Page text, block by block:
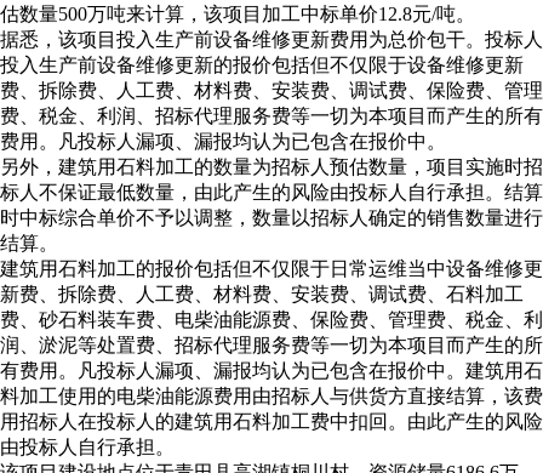
估数量500万吨来计算，该项目加工中标单价12.8元/吨。
据悉，该项目投入生产前设备维修更新费用为总价包干。投标人
投入生产前设备维修更新的报价包括但不仅限于设备维修更新
费、拆除费、人工费、材料费、安装费、调试费、保险费、管理
费、税金、利润、招标代理服务费等一切为本项目而产生的所有
费用。凡投标人漏项、漏报均认为已包含在报价中。
另外，建筑用石料加工的数量为招标人预估数量，项目实施时招
标人不保证最低数量，由此产生的风险由投标人自行承担。结算
时中标综合单价不予以调整，数量以招标人确定的销售数量进行
结算。
建筑用石料加工的报价包括但不仅限于日常运维当中设备维修更
新费、拆除费、人工费、材料费、安装费、调试费、石料加工
费、砂石料装车费、电柴油能源费、保险费、管理费、税金、利
润、淤泥等处置费、招标代理服务费等一切为本项目而产生的所
有费用。凡投标人漏项、漏报均认为已包含在报价中。建筑用石
料加工使用的电柴油能源费用由招标人与供货方直接结算，该费
用招标人在投标人的建筑用石料加工费中扣回。由此产生的风险
由投标人自行承担。